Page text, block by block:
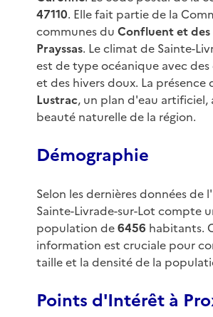
47110. Elle fait partie de la
communes du Confluent et
Prayssas. Le climat de Sainte-
est de type océanique avec des
et des hivers doux. La présence
Lustrac, un plan d'eau artificiel,
beauté naturelle de la région.
Démographie
Selon les dernières données de
Sainte-Livrade-sur-Lot compte
population de6456 habitants.
information est cruciale pour
taille et la densité de la
Points d'Intérêt à